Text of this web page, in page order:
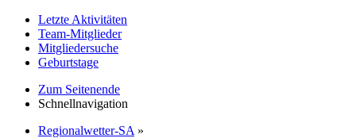
Letzte Aktivitäten
Team-Mitglieder
Mitgliedersuche
Geburtstage
Zum Seitenende
Schnellnavigation
Regionalwetter-SA »